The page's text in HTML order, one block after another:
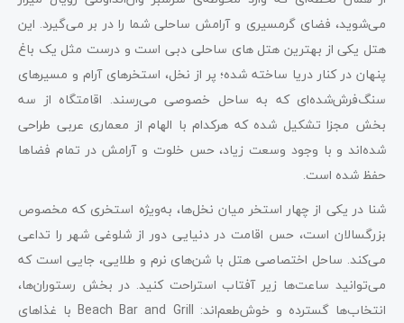
می‌شوید، فضای گرمسیری و آرامش ساحلی شما را در بر می‌گیرد. این
هتل یکی از بهترین هتل های ساحلی دبی است و درست مثل یک باغ
پنهان در کنار دریا ساخته شده؛ پر از نخل، استخرهای آرام و مسیرهای
سنگ‌فرش‌شده‌ای که به ساحل خصوصی می‌رسند. اقامتگاه از سه
بخش مجزا تشکیل شده که هرکدام با الهام از معماری عربی طراحی
شده‌اند و با وجود وسعت زیاد، حس خلوت و آرامش در تمام فضاها
حفظ شده است.
شنا در یکی از چهار استخر میان نخل‌ها، به‌ویژه استخری که مخصوص
بزرگسالان است، حس اقامت در دنیایی دور از شلوغی شهر را تداعی
می‌کند. ساحل اختصاصی هتل با شن‌های نرم و طلایی، جایی است که
می‌توانید ساعت‌ها زیر آفتاب استراحت کنید. در بخش رستوران‌ها،
انتخاب‌ها گسترده و خوش‌طعم‌اند: Beach Bar and Grill با غذاهای